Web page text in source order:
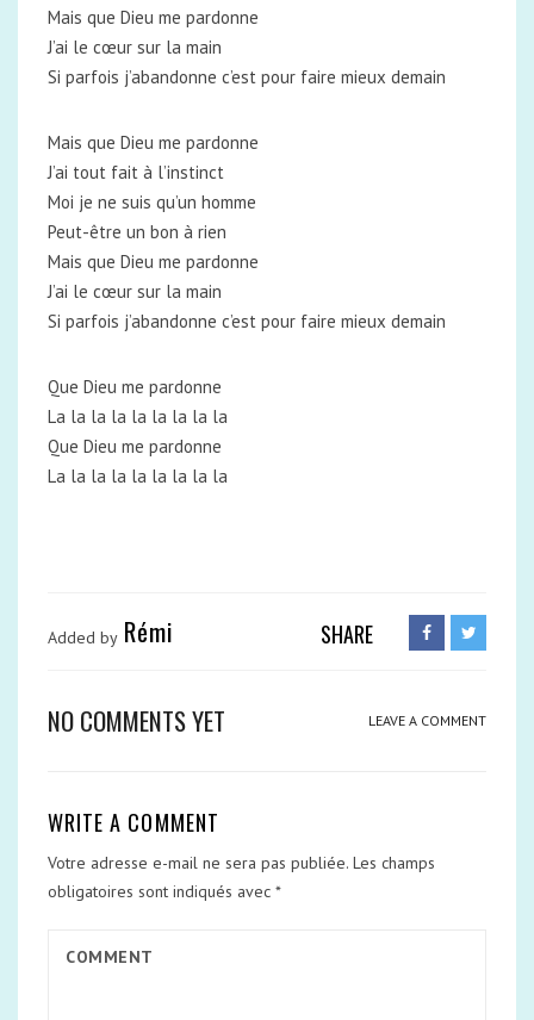
Mais que Dieu me pardonne
J’ai le cœur sur la main
Si parfois j’abandonne c’est pour faire mieux demain
Mais que Dieu me pardonne
J’ai tout fait à l’instinct
Moi je ne suis qu’un homme
Peut-être un bon à rien
Mais que Dieu me pardonne
J’ai le cœur sur la main
Si parfois j’abandonne c’est pour faire mieux demain
Que Dieu me pardonne
La la la la la la la la la
Que Dieu me pardonne
La la la la la la la la la
Added by Rémi SHARE
NO COMMENTS YET LEAVE A COMMENT
WRITE A COMMENT
Votre adresse e-mail ne sera pas publiée. Les champs
obligatoires sont indiqués avec *